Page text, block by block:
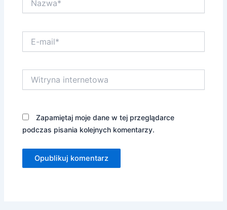
mail*
internetowa
Zapamiętaj moje dane w tej przeglądarce
podczas pisania kolejnych komentarzy.